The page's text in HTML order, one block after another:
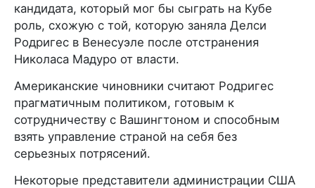
кандидата, который мог бы сыграть на Кубе
роль, схожую с той, которую заняла Делси
Родригес в Венесуэле после отстранения
Николаса Мадуро от власти.
Американские чиновники считают Родригес
прагматичным политиком, готовым к
сотрудничеству с Вашингтоном и способным
взять управление страной на себя без
серьезных потрясений.
Некоторые представители администрации США